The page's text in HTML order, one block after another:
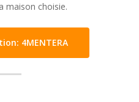
maison choisie.
4MENTERA